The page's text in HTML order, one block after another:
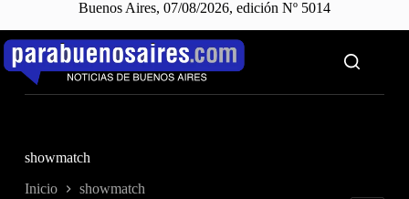
Buenos Aires, 07/08/2026, edición Nº 5014
Saltar
contenido
showmatch
Inicio showmatch